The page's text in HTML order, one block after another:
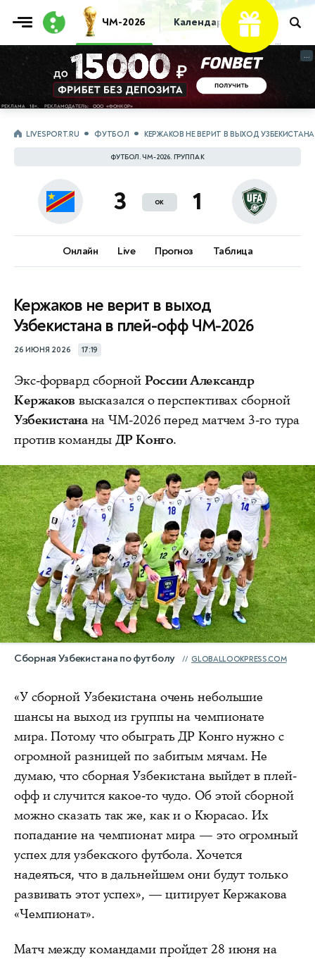
ЧМ-2026 Календарь Таблица
...
...
LIVESPORT.RU ФУТБОЛ КЕРЖАКОВ НЕ ВЕРИТ В ВЫХОД
ФУТБОЛ. ЧМ-2026. ГРУППА K
3 ок 1
Онлайн Live Прогноз Таблица
Кержаков не верит в выход
Узбекистана в плей-офф ЧМ-2026
26 ИЮНЯ 2026 17:19
Экс-форвард сборной России Александр
Кержаков высказался о перспективах сборной
Узбекистанана ЧМ-2026 перед матчем 3-го тура
против команды ДР Конго.
Сборная Узбекистана по футболу GLOBALLOOKPRESS.COM
«У сборной Узбекистана очень небольшие
шансы на выход из группы на чемпионате
мира. Потому что обыграть ДР Конго нужно с
огромной разницей по забитым мячам. Не
думаю, что сборная Узбекистана выйдет в плей-
офф и случится какое-то чудо. Об этой сборной
можно сказать так же, как и о Кюрасао. Их
попадание на чемпионат мира — это огромный
успех для узбекского футбола. Хочется
надеяться, что в дальнейшем они будут только
развивать этот успех», — цитирует Кержакова
«Чемпионат».
Матч между командами пройдет 28 июня на